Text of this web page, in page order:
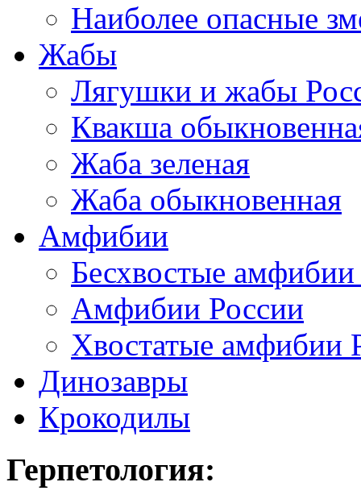
Наиболее опасные
Жабы
Лягушки и жабы
Квакша
Жаба зеленая
Жаба обыкновенная
Амфибии
Бесхвостые
Амфибии России
Хвостатые амфибии
Динозавры
Крокодилы
Герпетология: